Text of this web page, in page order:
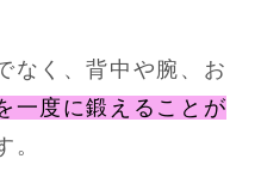
なく、背中や腕、お
一度に鍛えることが
。